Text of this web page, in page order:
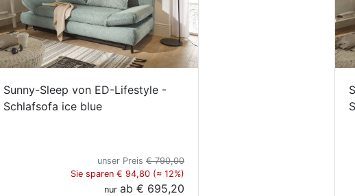
Sunny-Sleep von ED-Lifestyle -
Schlafsofa ice blue
unser Preis € 790,00
Sie sparen € 94,80 (≈ 12%)
nur ab € 695,20